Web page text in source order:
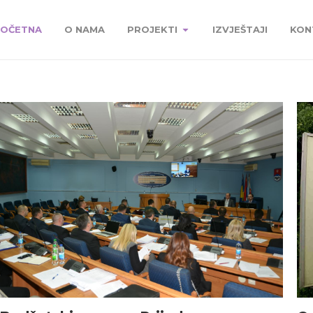
O NAMA PROJEKTI IZVJEŠTAJI